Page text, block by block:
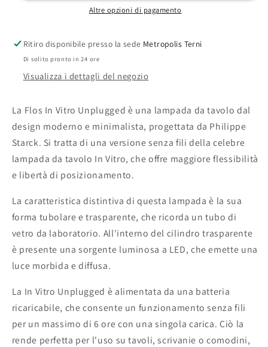
Altre opzioni di pagamento
Ritiro disponibile presso la sede Metropolis Terni
Di solito pronto in 24 ore
Visualizza i dettagli del negozio
La Flos In Vitro Unplugged è una lampada da tavolo dal
design moderno e minimalista, progettata da Philippe
Starck. Si tratta di una versione senza fili della celebre
lampada da tavolo In Vitro, che offre maggiore flessibilità
e libertà di posizionamento.
La caratteristica distintiva di questa lampada è la sua
forma tubolare e trasparente, che ricorda un tubo di
vetro da laboratorio. All'interno del cilindro trasparente
è presente una sorgente luminosa a LED, che emette una
luce morbida e diffusa.
La In Vitro Unplugged è alimentata da una batteria
ricaricabile, che consente un funzionamento senza fili
per un massimo di 6 ore con una singola carica. Ciò la
rende perfetta per l'uso su tavoli, scrivanie o comodini,